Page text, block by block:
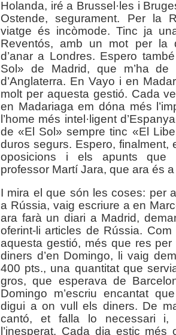
Holanda, iré a Brussel·les i
Ostende, segurament. Per la
viatge és incòmode. Tinc ja
Reventós, amb un mot per la
d’anar a Londres. Espero
Sol» de Madrid, que m’ha
d’Anglaterra. En Vayo i en
molt per aquesta gestió. Cada
en Madariaga em dóna més
l’home més intel·ligent
de «El Sol» sempre tinc «El
duros segurs. Espero, finalment,
oposicions i els apunts que
professor Martí Jara, que ara és
I mira el que són les coses: per
a Rússia, vaig escriure a en
ara farà un diari a Madrid,
oferint-li articles de Rússia.
aquesta gestió, més que res
diners d’en Domingo, li vaig
400 pts., una quantitat que
gros, que esperava de
Domingo m’escriu encantat
digui a on vull els diners. De
cantó, et falla lo necessari i,
l’inesperat. Cada dia estic més